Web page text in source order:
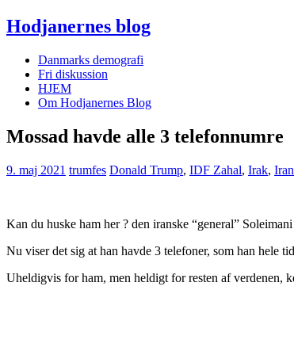
Hodjanernes blog
Danmarks demografi
Fri diskussion
HJEM
Om Hodjanernes Blog
Mossad havde alle 3 telefonnumre
9. maj 2021 trumfes Donald Trump, IDF Zahal, Irak, Iran
Kan du huske ham her ? den iranske “general”
Nu viser det sig at han havde 3 telefoner, som han hele
Uheldigvis for ham, men heldigt for resten af verdenen,